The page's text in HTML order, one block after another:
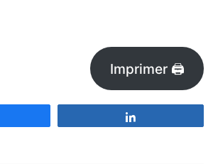
Imprimer 🖨